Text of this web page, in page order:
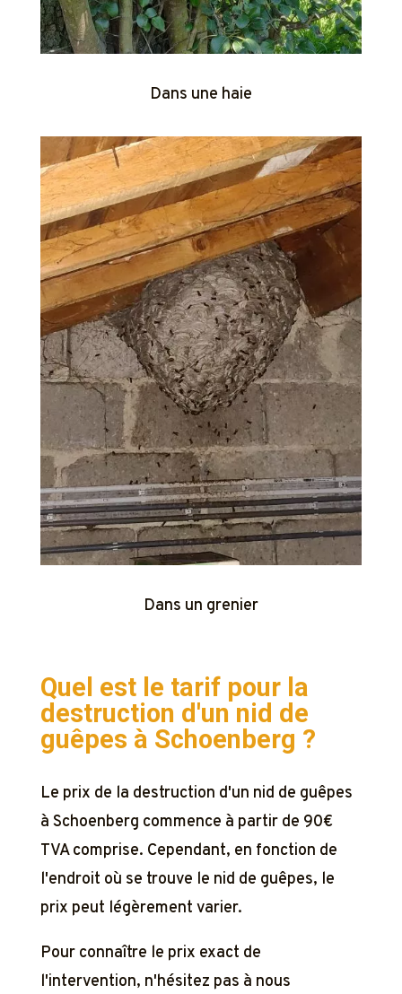
Dans une haie
Dans un grenier
Quel est le tarif pour la
destruction d'un nid de
guêpes à Schoenberg ?
Le prix de la destruction d'un nid de guêpes
à Schoenberg commence à partir de 90€
TVA comprise. Cependant, en fonction de
l'endroit où se trouve le nid de guêpes, le
prix peut légèrement varier.
Pour connaître le prix exact de
l'intervention, n'hésitez pas à nous